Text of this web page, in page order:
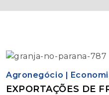
Agronegócio |
EXPORTAÇÕES DE